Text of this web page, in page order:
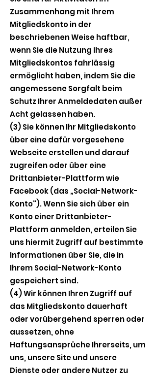
Zusammenhang mit Ihrem
Mitgliedskonto in der
beschriebenen Weise haftbar,
wenn Sie die Nutzung Ihres
Mitgliedskontos fahrlässig
ermöglicht haben, indem Sie die
angemessene Sorgfalt beim
Schutz Ihrer Anmeldedaten außer
Acht gelassen haben.
(3) Sie können Ihr Mitgliedskonto
über eine dafür vorgesehene
Webseite erstellen und darauf
zugreifen oder über eine
Drittanbieter-Plattform wie
Facebook (das „Social-Network-
Konto“). Wenn Sie sich über ein
Konto einer Drittanbieter-
Plattform anmelden, erteilen Sie
uns hiermit Zugriff auf bestimmte
Informationen über Sie, die in
Ihrem Social-Network-Konto
gespeichert sind.
(4) Wir können Ihren Zugriff auf
das Mitgliedskonto dauerhaft
oder vorübergehend sperren oder
aussetzen, ohne
Haftungsansprüche Ihrerseits, um
uns, unsere Site und unsere
Dienste oder andere Nutzer zu